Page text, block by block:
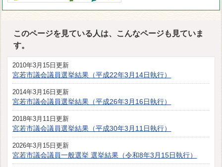
このページを見ている人は、こんなページも見ていま
す。
2010年3月15日更新
宮若市議会議員選挙結果（平成22年3月14日執行）
2014年3月16日更新
宮若市議会議員選挙結果（平成26年3月16日執行）
2018年3月11日更新
宮若市議会議員選挙結果（平成30年3月11日執行）
2026年3月15日更新
宮若市議会議員一般選挙 選挙結果（令和8年3月15日執行）